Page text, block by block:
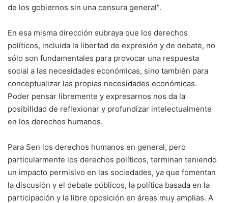
de los gobiernos sin una censura general”.
En esa misma dirección subraya que los derechos
políticos, incluida la libertad de expresión y de debate, no
sólo son fundamentales para provocar una respuesta
social a las necesidades económicas, sino también para
conceptualizar las propias necesidades económicas.
Poder pensar libremente y expresarnos nos da la
posibilidad de reflexionar y profundizar intelectualmente
en los derechos humanos.
Para Sen los derechos humanos en general, pero
particularmente los derechos políticos, terminan teniendo
un impacto permisivo en las sociedades, ya que fomentan
la discusión y el debate públicos, la política basada en la
participación y la libre oposición en áreas muy amplias. A